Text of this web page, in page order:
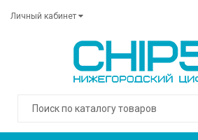
Личный кабинет